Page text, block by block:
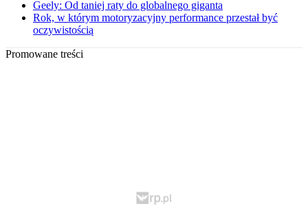
Geely: Od taniej raty do globalnego giganta
Rok, w którym motoryzacyjny performance przestał być
oczywistością
Promowane treści